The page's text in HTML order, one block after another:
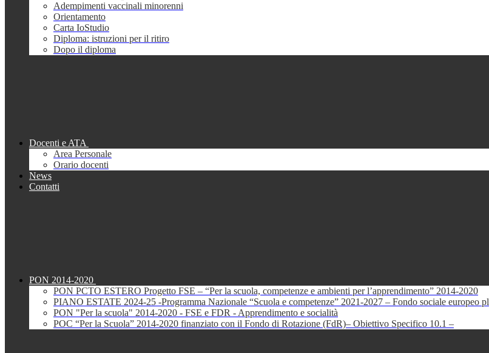
Adempimenti vaccinali minorenni
Orientamento
Carta IoStudio
Diploma: istruzioni per il ritiro
Dopo il diploma
Docenti e ATA
Area Personale
Orario docenti
News
Contatti
PON 2014-2020
PON PCTO ESTERO Progetto FSE – “Per la scuola, competenze e ambienti per l’apprendimento” 2014-2020
PIANO ESTATE 2024-25 -Programma Nazionale “Scuola e competenze” 2021-2027 – Fondo sociale europeo pl
PON "Per la scuola" 2014-2020 - FSE e FDR - Apprendimento e socialità
POC “Per la Scuola” 2014-2020 finanziato con il Fondo di Rotazione (FdR)– Obiettivo Specifico 10.1 –